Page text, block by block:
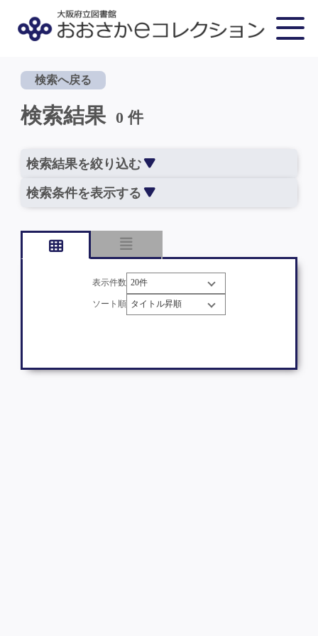
検索へ戻る
検索結果 0 件
検索結果を絞り込む
検索条件を表示する
表示件数
ソート順